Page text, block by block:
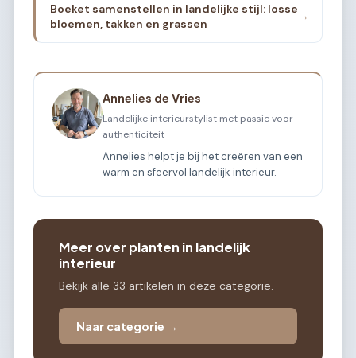
Boeket samenstellen in landelijke stijl: losse
bloemen, takken en grassen
→
Annelies de Vries
Landelijke interieurstylist met passie voor
authenticiteit
Annelies helpt je bij het creëren van een
warm en sfeervol landelijk interieur.
Meer over planten in landelijk
interieur
Bekijk alle 33 artikelen in deze categorie.
Naar categorie →